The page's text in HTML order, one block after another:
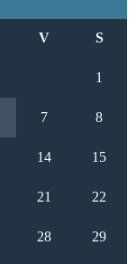
V S
1
7 8
14 15
21 22
28 29